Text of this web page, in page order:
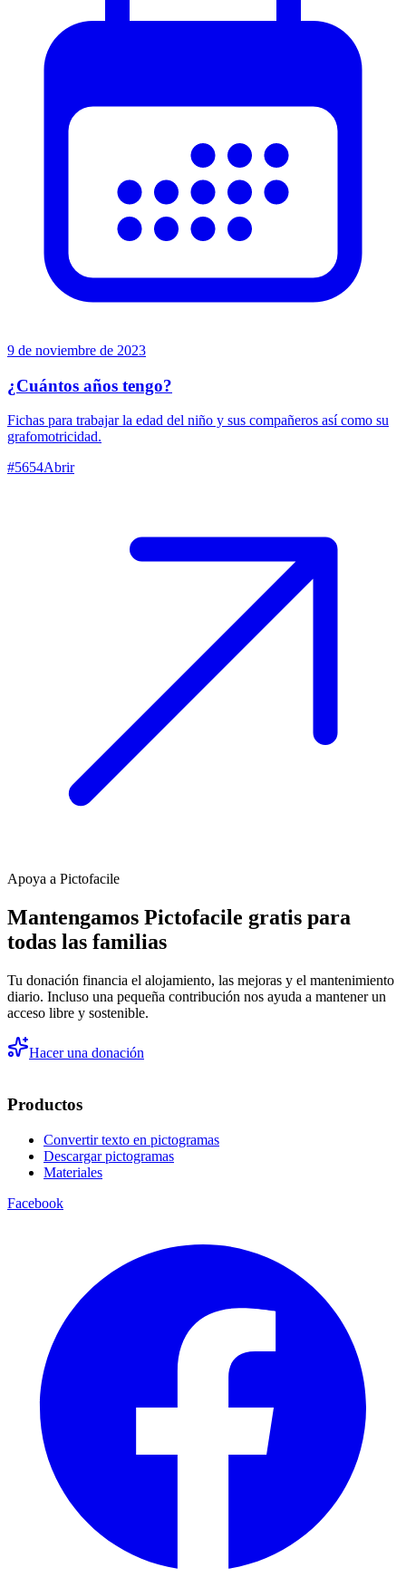
9 de noviembre de 2023
¿Cuántos años tengo?
Fichas para trabajar la edad del niño y sus compañeros así como su
grafomotricidad.
#5654Abrir
Apoya a Pictofacile
Mantengamos Pictofacile gratis para
todas las familias
Tu donación financia el alojamiento, las mejoras y el mantenimiento
diario. Incluso una pequeña contribución nos ayuda a mantener un
acceso libre y sostenible.
Hacer una donación
Productos
Convertir texto en pictogramas
Descargar pictogramas
Materiales
Facebook